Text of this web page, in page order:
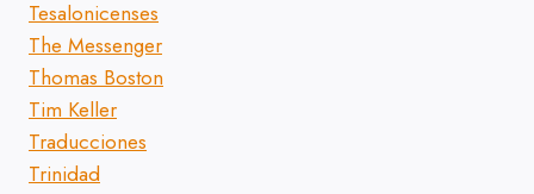
Tesalonicenses
The Messenger
Thomas Boston
Tim Keller
Traducciones
Trinidad